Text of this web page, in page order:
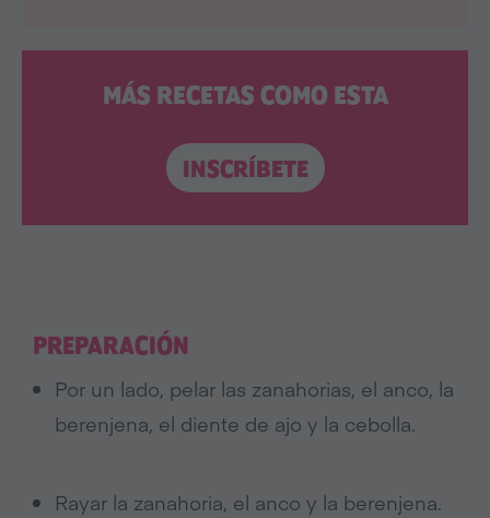
MÁS RECETAS COMO ESTA
INSCRÍBETE
PREPARACIÓN
Por un lado, pelar las zanahorias, el anco, la
berenjena, el diente de ajo y la cebolla.
Rayar la zanahoria, el anco y la berenjena.